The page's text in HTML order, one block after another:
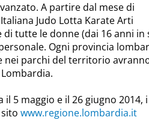
A partire dal mese di
Judo Lotta Karate Arti
tutte le donne (dai 16 anni in
Ogni provincia
nei parchi del territorio
5 maggio e il 26 giugno 2014, i
www.regione.lombardia.it